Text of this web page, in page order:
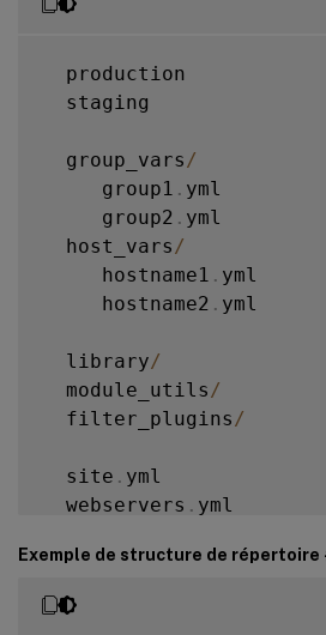
production
staging
  group_vars
/
     group1
. yml
     group2
. yml
  host_vars
/
     hostname1
. yml
     hostname2
. yml
  library
/
  module_utils
/
  filter_plugins
/
  site
. yml
  webservers
. yml
  roles
      common
Exemple de structure de répertoire